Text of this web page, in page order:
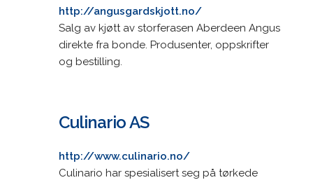
http://angusgardskjott.no/
Salg av kjøtt av storferasen Aberdeen Angus
direkte fra bonde. Produsenter, oppskrifter
og bestilling.
Culinario AS
http://www.culinario.no/
Culinario har spesialisert seg på tørkede